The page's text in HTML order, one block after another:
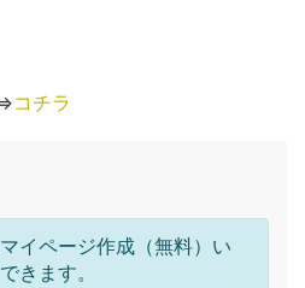
コチラ
イページ作成（無料）い
きます。